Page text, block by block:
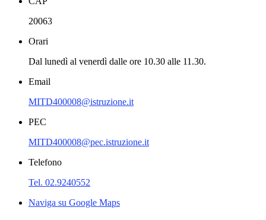
20063
Orari
Dal lunedì al venerdì dalle ore 10.30 alle 11.30.
Email
MITD400008@istruzione.it
PEC
MITD400008@pec.istruzione.it
Telefono
Tel. 02.9240552
Naviga su Google Maps